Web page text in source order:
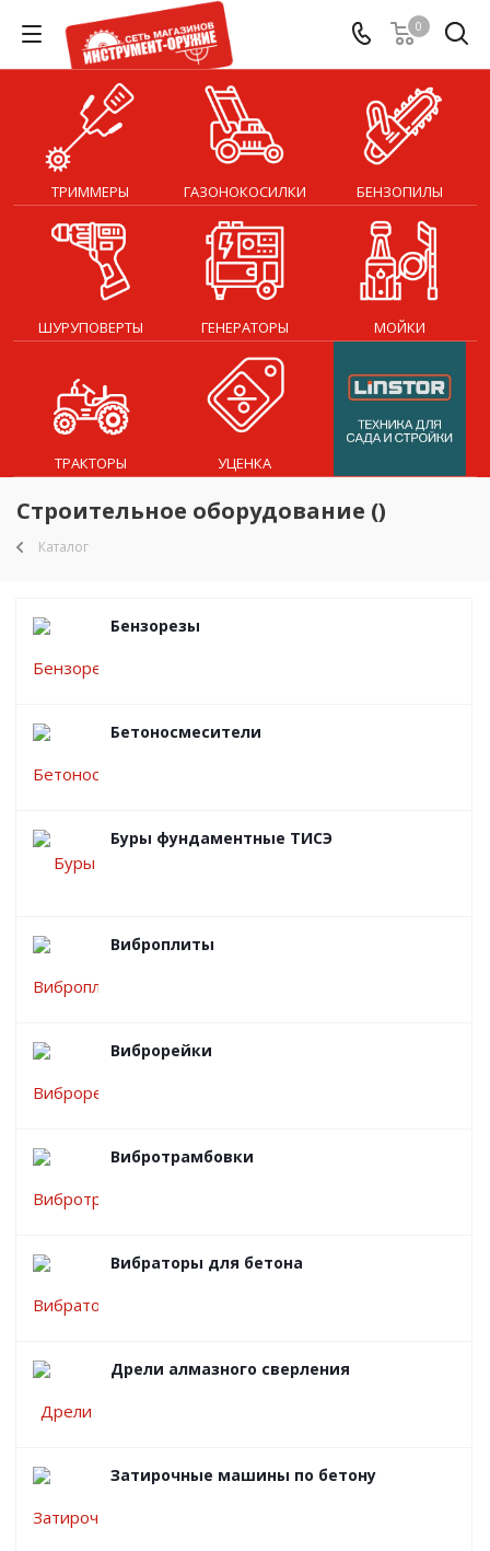
0
ТРИММЕРЫ ГАЗОНОКОСИЛКИ БЕНЗОПИЛЫ
ШУРУПОВЕРТЫ ГЕНЕРАТОРЫ МОЙКИ
ТРАКТОРЫ УЦЕНКА
Строительное оборудование ()
Каталог
Бензорезы
Бетоносмесители
Буры фундаментные ТИСЭ
Виброплиты
Виброрейки
Вибротрамбовки
Вибраторы для бетона
Дрели алмазного сверления
Затирочные машины по бетону